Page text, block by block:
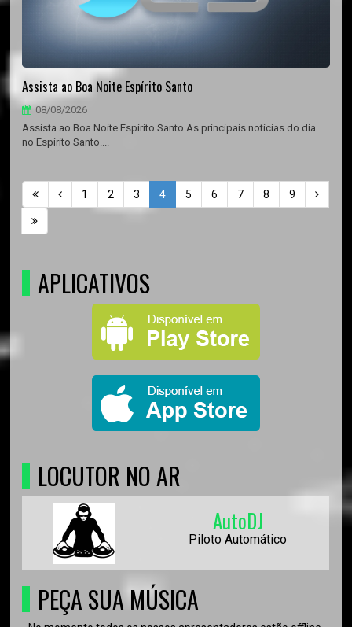
Assista ao Boa Noite Espírito Santo
08/08/2026
Assista ao Boa Noite Espírito Santo As principais notícias do dia
no Espírito Santo....
1 2 3 4 5 6 7 8 9
APLICATIVOS
LOCUTOR NO AR
AutoDJ
Piloto Automático
PEÇA SUA MÚSICA